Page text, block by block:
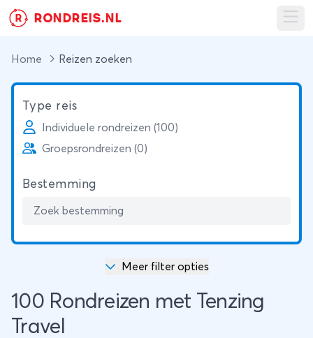
R RONDREIS.NL
Home Reizen zoeken
Type reis
Individuele rondreizen (100)
Groepsrondreizen (0)
Bestemming
Meer filter opties
100 Rondreizen met Tenzing
Travel